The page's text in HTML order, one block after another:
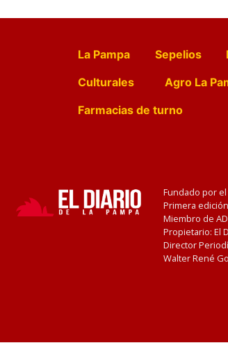
La Pampa Sepelios
Culturales
Agro La
Farmacias de turno
Fundado por el
Primera
Miembro de
Propietario: El
Director
Walter René